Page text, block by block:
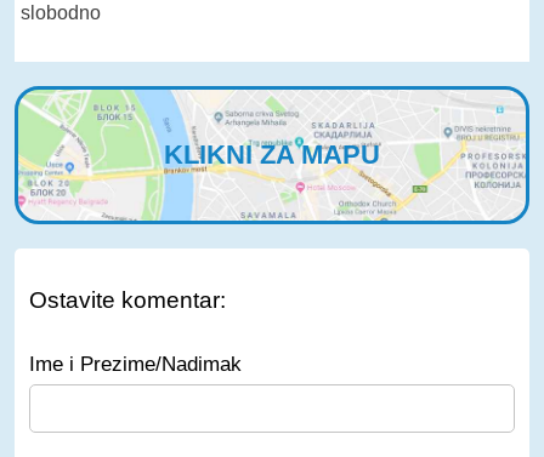
slobodno
KLIKNI ZA MAPU
Ostavite komentar:
Ime i Prezime/Nadimak